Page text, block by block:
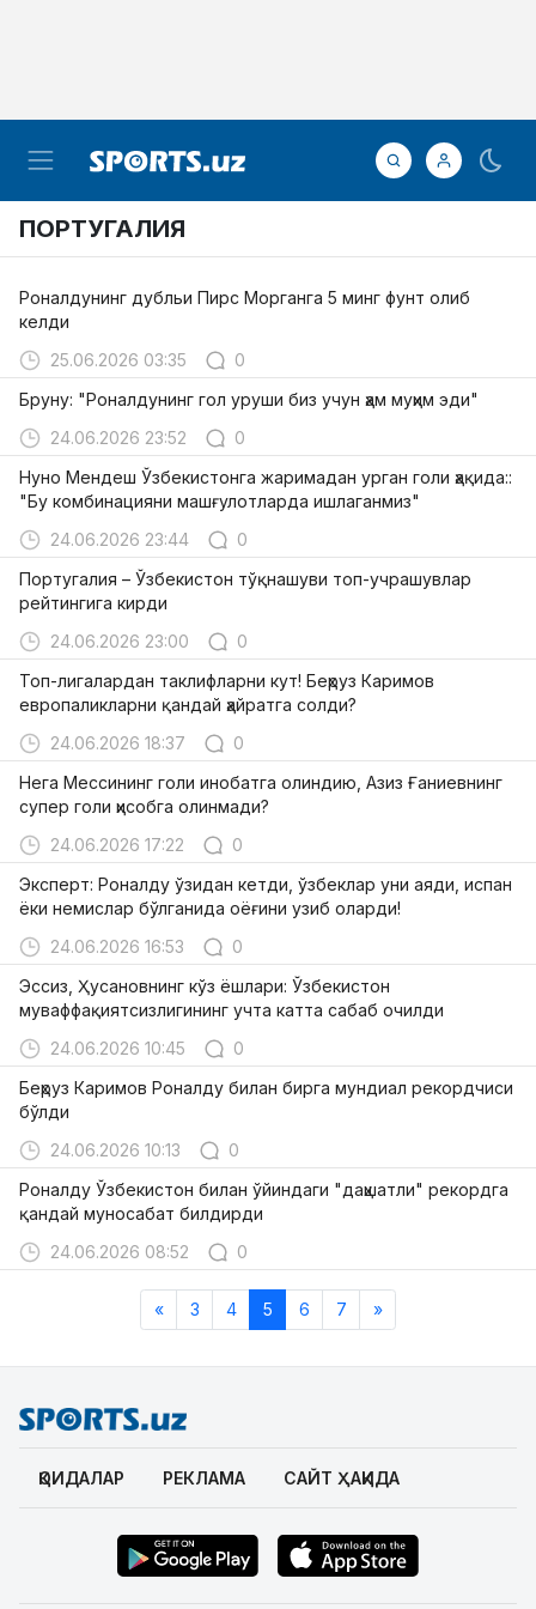
ПОРТУГАЛИЯ
Роналдунинг дубльи Пирс Морганга 5 минг фунт олиб
келди
25.06.2026 03:35
0
Бруну: "Роналдунинг гол уруши биз учун ҳам муҳим эди"
24.06.2026 23:52
0
Нуно Мендеш Ўзбекистонга жаримадан урган голи ҳақида::
"Бу комбинацияни машғулотларда ишлаганмиз"
24.06.2026 23:44
0
Португалия – Ўзбекистон тўқнашуви топ-учрашувлар
рейтингига кирди
24.06.2026 23:00
0
Топ-лигалардан таклифларни кут! Беҳруз Каримов
европаликларни қандай ҳайратга солди?
24.06.2026 18:37
0
Нега Мессининг голи инобатга олиндию, Азиз Ғаниевнинг
супер голи ҳисобга олинмади?
24.06.2026 17:22
0
Эксперт: Роналду ўзидан кетди, ўзбеклар уни аяди, испан
ёки немислар бўлганида оёғини узиб оларди!
24.06.2026 16:53
0
Эссиз, Ҳусановнинг кўз ёшлари: Ўзбекистон
муваффақиятсизлигининг учта катта сабаб очилди
24.06.2026 10:45
0
Беҳруз Каримов Роналду билан бирга мундиал рекордчиси
бўлди
24.06.2026 10:13
0
Роналду Ўзбекистон билан ўйиндаги "даҳшатли" рекордга
қандай муносабат билдирди
24.06.2026 08:52
0
« 3 4 5 6 7 »
ҚОИДАЛАР РЕКЛАМА САЙТ ҲАҚИДА